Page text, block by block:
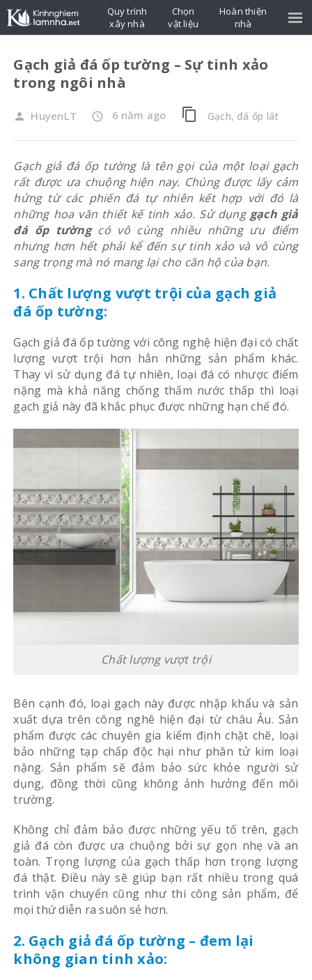
Gạch giả đá ốp tường – Sự tinh xảo
trong ngôi nhà
person HuyenLT access_time 6 năm ago content_copy Gạch, đá ốp lát
Gạch giả đá ốp tường là tên gọi của một loại gạch
rất được ưa chuộng hiện nay. Chúng được lấy cảm
hứng từ các phiến đá tự nhiên kết hợp với đó là
những hoa văn thiết kế tinh xảo. Sử dụng gạch giả
đá ốp tườngcó vô cùng nhiều những ưu điểm
nhưng hơn hết phải kể đến sự tinh xảo và vô cùng
sang trọng mà nó mang lại cho căn hộ của bạn.
1. Chất lượng vượt trội của gạch giả
đá ốp tường:
Gạch giả đá ốp tường với công nghệ hiện đại có chất
lượng vượt trội hơn hẳn những sản phẩm khác.
Thay vì sử dụng đá tự nhiên, loại đá có nhược điểm
nặng mà khả năng chống thấm nước thấp thì loại
gạch giả này đã khắc phục được những hạn chế đó.
Chất lượng vượt trội
Bên cạnh đó, loại gạch này được nhập khẩu và sản
xuất dựa trên công nghê hiện đại từ châu Âu. Sản
phẩm được các chuyên gia kiểm định chặt chẽ, loại
bảo những tạp chấp độc hại như phân tử kim loại
nặng. Sản phẩm sẽ đảm bảo sức khỏe người sử
dụng, đồng thời cũng không ảnh hưởng đến môi
trường.
Không chỉ đảm bảo được những yếu tố trên, gạch
giả đá còn được ưa chuộng bởi sự gọn nhẹ và an
toàn. Trọng lượng của gạch thấp hơn trọng lượng
đá thật. Điều này sẽ giúp bạn rất nhiều trong quá
trình vận chuyển cũng như thi công sản phẩm, để
mọi thứ diễn ra suôn sẻ hơn.
2. Gạch giả đá ốp tường – đem lại
không gian tinh xảo:
Quy trình
xây nhà
Chọn
vật liệu
Hoàn thiện
nhà